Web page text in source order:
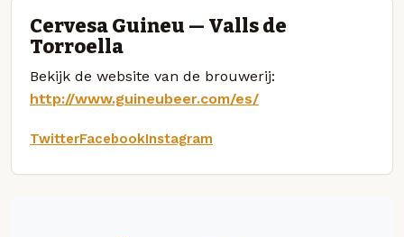
Cervesa Guineu — Valls de
Torroella
Bekijk de website van de brouwerij:
http://www.guineubeer.com/es/
TwitterFacebookInstagram